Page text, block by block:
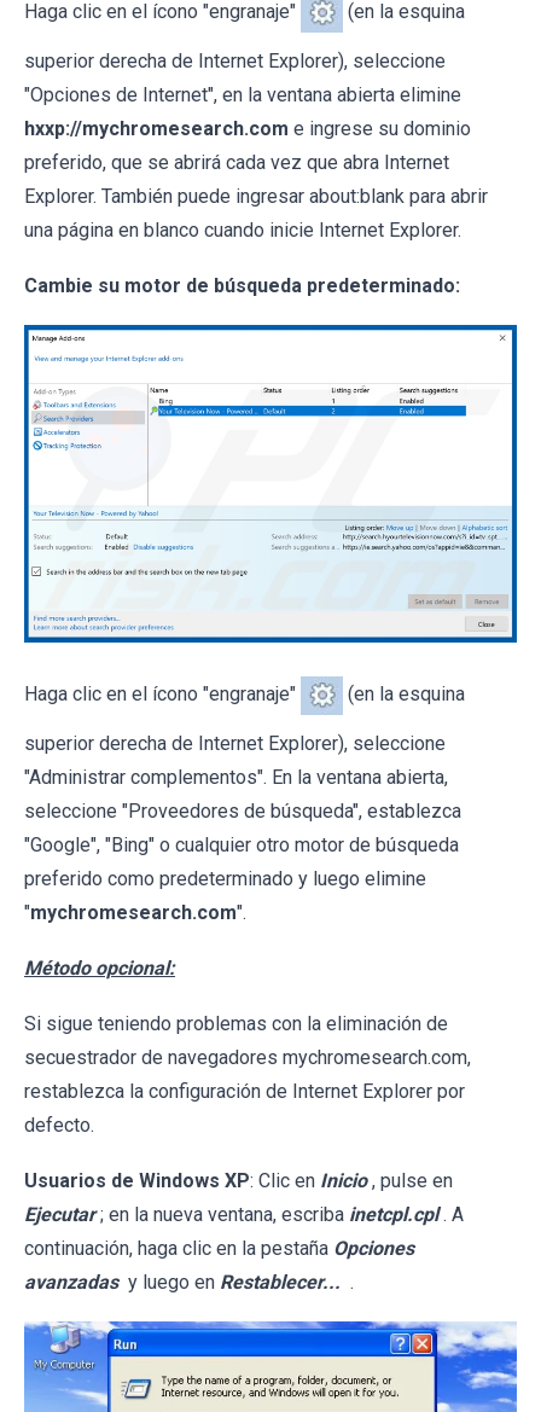
Haga clic en el ícono "engranaje" (en la esquina
superior derecha de Internet Explorer), seleccione
"Opciones de Internet", en la ventana abierta elimine
hxxp://mychromesearch.com e ingrese su dominio
preferido, que se abrirá cada vez que abra Internet
Explorer. También puede ingresar about:blank para abrir
una página en blanco cuando inicie Internet Explorer.
Cambie su motor de búsqueda predeterminado:
Haga clic en el ícono "engranaje" (en la esquina
superior derecha de Internet Explorer), seleccione
"Administrar complementos". En la ventana abierta,
seleccione "Proveedores de búsqueda", establezca
"Google", "Bing" o cualquier otro motor de búsqueda
preferido como predeterminado y luego elimine
"mychromesearch.com".
Método opcional:
Si sigue teniendo problemas con la eliminación de
secuestrador de navegadores mychromesearch.com,
restablezca la configuración de Internet Explorer por
defecto.
Usuarios de Windows XP: Clic en Inicio , pulse en
Ejecutar ; en la nueva ventana, escriba inetcpl.cpl . A
continuación, haga clic en la pestaña Opciones
avanzadas y luego en Restablecer... .